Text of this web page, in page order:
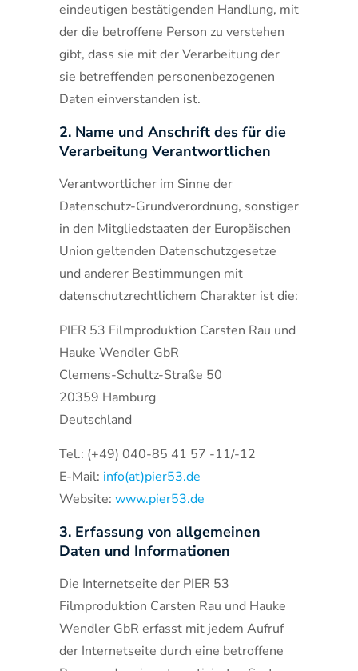
eindeutigen bestätigenden Handlung, mit
der die betroffene Person zu verstehen
gibt, dass sie mit der Verarbeitung der
sie betreffenden personenbezogenen
Daten einverstanden ist.
2. Name und Anschrift des für die
Verarbeitung Verantwortlichen
Verantwortlicher im Sinne der
Datenschutz-Grundverordnung, sonstiger
in den Mitgliedstaaten der Europäischen
Union geltenden Datenschutzgesetze
und anderer Bestimmungen mit
datenschutzrechtlichem Charakter ist die:
PIER 53 Filmproduktion Carsten Rau und
Hauke Wendler GbR
Clemens-Schultz-Straße 50
20359 Hamburg
Deutschland
Tel.: (+49) 040-85 41 57 -11/-12
E-Mail: info(at)pier53.de
Website: www.pier53.de
3. Erfassung von allgemeinen
Daten und Informationen
Die Internetseite der PIER 53
Filmproduktion Carsten Rau und Hauke
Wendler GbR erfasst mit jedem Aufruf
der Internetseite durch eine betroffene